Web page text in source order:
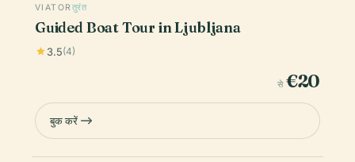
VIATOR तुरंत
Guided Boat Tour in Ljubljana
3.5(4)
से €20
बुक करें